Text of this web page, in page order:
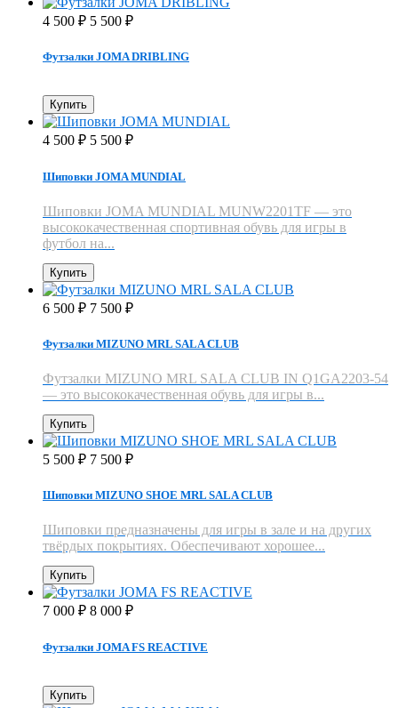
4 500 ₽ 5 500 ₽
Футзалки JOMA DRIBLING
Купить
4 500 ₽ 5 500 ₽
Шиповки JOMA MUNDIAL
Шиповки JOMA MUNDIAL MUNW2201TF — это
высококачественная спортивная обувь для игры в
футбол на...
Купить
6 500 ₽ 7 500 ₽
Футзалки MIZUNO MRL SALA CLUB
Футзалки MIZUNO MRL SALA CLUB IN Q1GA2203-54
— это высококачественная обувь для игры в...
Купить
5 500 ₽ 7 500 ₽
Шиповки MIZUNO SHOE MRL SALA CLUB
Шиповки предназначены для игры в зале и на других
твёрдых покрытиях. Обеспечивают хорошее...
Купить
7 000 ₽ 8 000 ₽
Футзалки JOMA FS REACTIVE
Купить